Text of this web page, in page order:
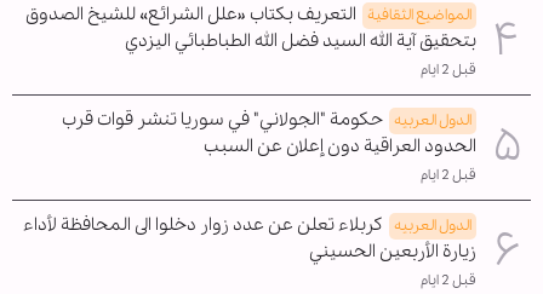
المواضیع الثقافية التعريف بكتاب «علل الشرائع» للشيخ الصدوق
بتحقيق آية الله السيد فضل الله الطباطبائي اليزدي
قبل 2 ايام
الدول العربیه حكومة "الجولاني" في سوريا تنشر قوات قرب
الحدود العراقية دون إعلان عن السبب
قبل 2 ايام
الدول العربیه كربلاء تعلن عن عدد زوار دخلوا الى المحافظة لأداء
زيارة الأربعين الحسيني
قبل 2 ايام